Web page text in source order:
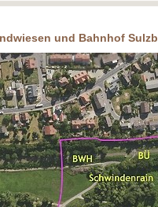
und Bahnhof